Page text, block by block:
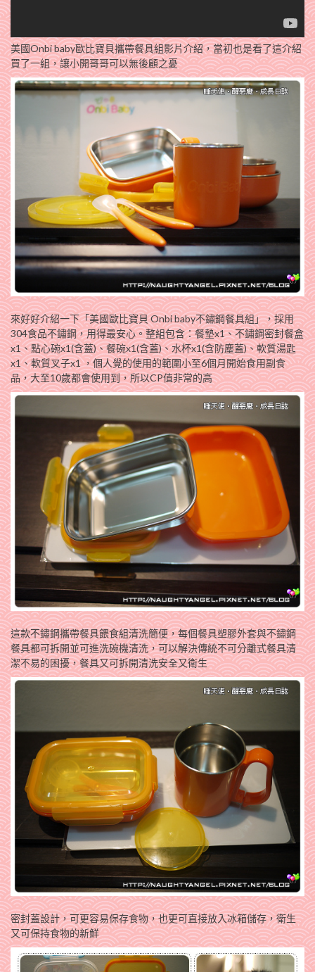
美國Onbi baby歐比寶貝攜帶餐具組影片介紹，當初也是看了這介紹
買了一組，讓小開哥哥可以無後顧之憂
來好好介紹一下「美國歐比寶貝 Onbi baby不鏽鋼餐具組」，採用
304食品不鏽鋼，用得最安心。整組包含：餐墊x1、不鏽鋼密封餐盒
x1、點心碗x1(含蓋)、餐碗x1(含蓋)、水杯x1(含防塵蓋)、軟質湯匙
x1、軟質叉子x1 ，個人覺的使用的範圍小至6個月開始食用副食
品，大至10歲都會使用到，所以CP值非常的高
這款不鏽鋼攜帶餐具餵食組清洗簡便，每個餐具塑膠外套與不鏽鋼
餐具都可拆開並可進洗碗機清洗，可以解決傳統不可分離式餐具清
潔不易的困擾，餐具又可拆開清洗安全又衛生
密封蓋設計，可更容易保存食物，也更可直接放入冰箱儲存，衛生
又可保持食物的新鮮